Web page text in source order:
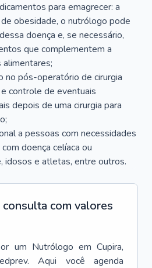
para emagrecer: a
obesidade, o nutrólogo pode
doença e, se necessário,
que complementem a
alimentares;
no pós-operatório de cirurgia
controle de eventuais
depois de uma cirurgia para
a pessoas com necessidades
doença celíaca ou
idosos e atletas, entre outros.
com valores
um Nutrólogo em Cupira,
Aqui você agenda